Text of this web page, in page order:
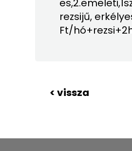
rezsijű,
Ft/
< vissza